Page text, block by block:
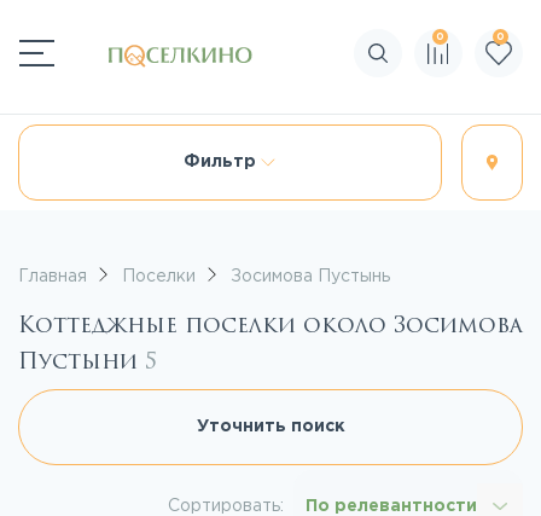
Поиск по сайту
0 0
Фильтр
Главная Поселки Зосимова Пустынь
Коттеджные поселки около Зосимова
Пустыни 5
Уточнить поиск
Сортировать: По релевантности